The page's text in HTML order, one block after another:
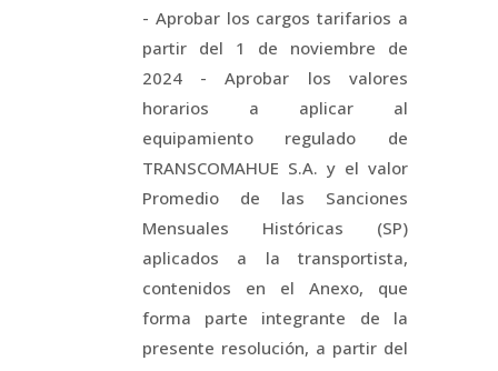
- Aprobar los cargos tarifarios a
partir del 1 de noviembre de
2024 - Aprobar los valores
horarios a aplicar al
equipamiento regulado de
TRANSCOMAHUE S.A. y el valor
Promedio de las Sanciones
Mensuales Históricas (SP)
aplicados a la transportista,
contenidos en el Anexo, que
forma parte integrante de la
presente resolución, a partir del